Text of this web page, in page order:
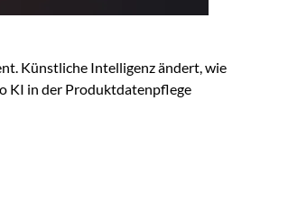
Künstliche Intelligenz ändert, wie
KI in der Produktdatenpflege